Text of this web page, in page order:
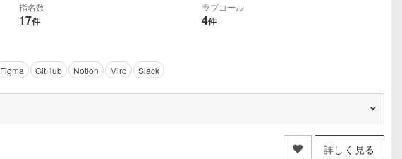
指名数
17件
ラブコール
4件
Figma GitHub Notion Miro Slack
詳しく見る